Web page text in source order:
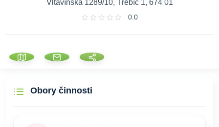
Vltavínská 1289/10, Třebíč 1, 674 01
0.0
Obory činnosti